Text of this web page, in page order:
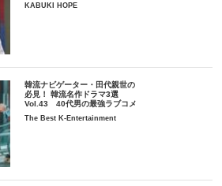
KABUKI HOPE
韓流ナビゲーター・田代親世の
必見！ 韓流名作ドラマ3選
Vol.43 40代男の最強ラブコメ
The Best K-Entertainment